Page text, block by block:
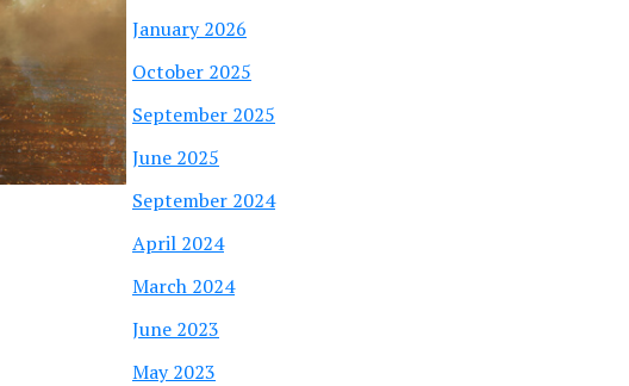
January 2026
October 2025
September 2025
June 2025
September 2024
April 2024
March 2024
June 2023
May 2023